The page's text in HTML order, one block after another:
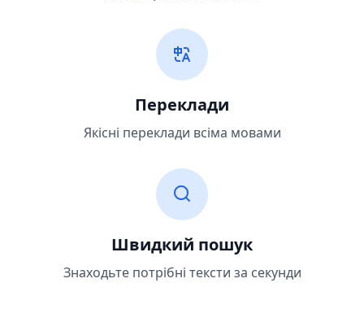
Переклади
Якісні переклади всіма мовами
Швидкий пошук
Знаходьте потрібні тексти за секунди